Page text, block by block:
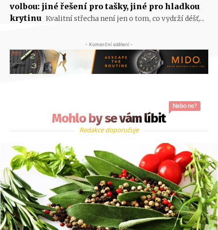
volbou: jiné řešení pro tašky, jiné pro hladkou
krytinu Kvalitní střecha není jen o tom, co vydrží déšť,...
- Komerční sdělení -
Mohlo by se vám líbit
Nebo ne?
Redakce doporučuje